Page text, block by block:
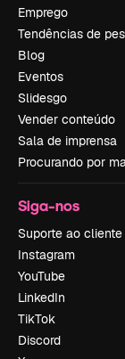
Emprego
Tendências de
Blog
Eventos
Slidesgo
Vender conteúdo
Sala de imprensa
Procurando por
Siga-nos
Suporte ao cliente
Instagram
YouTube
LinkedIn
TikTok
Discord